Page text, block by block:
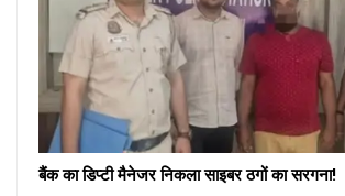
बैंक का डिप्टी मैनेजर निकला साइबर ठगों का सरगना!